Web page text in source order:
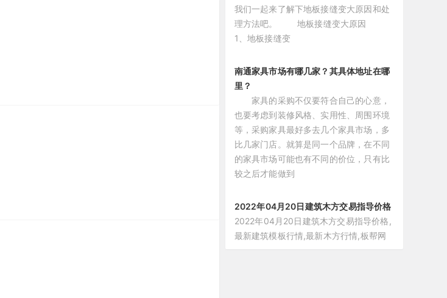
我们一起来了解下地板接缝变大原因和处
理方法吧。 地板接缝变大原因
1、地板接缝变
南通家具市场有哪几家？其具体地址在哪
里？
家具的采购不仅要符合自己的心意，
也要考虑到装修风格、实用性、周围环境
等，采购家具最好多去几个家具市场，多
比几家门店。就算是同一个品牌，在不同
的家具市场可能也有不同的价位，只有比
较之后才能做到
2022年04月20日建筑木方交易指导价格
2022年04月20日建筑木方交易指导价格,
最新建筑模板行情,最新木方行情,板帮网